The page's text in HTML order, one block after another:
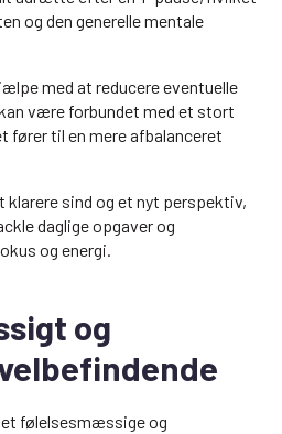
og den generelle mentale
med at reducere eventuelle
være forbundet med et stort
fører til en mere afbalanceret
klarere sind og et nyt perspektiv,
daglige opgaver og
og energi.
og
følelsesmæssige og